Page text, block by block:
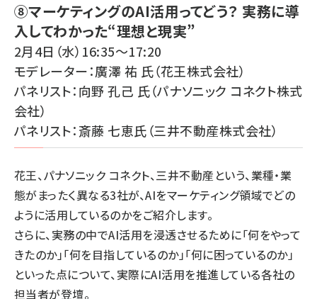
⑧マーケティングのAI活用ってどう？ 実務に導
入してわかった“理想と現実”
2月4日（水）16:35～17:20
モデレーター：廣澤 祐 氏（花王株式会社）
パネリスト：向野 孔己 氏（パナソニック コネクト株式
会社）
パネリスト：斎藤 七恵氏（三井不動産株式会社）
花王、パナソニック コネクト、三井不動産という、業種・業
態がまったく異なる3社が、AIをマーケティング領域でどの
ように活用しているのかをご紹介します。
さらに、実務の中でAI活用を浸透させるために「何をやって
きたのか」「何を目指しているのか」「何に困っているのか」
といった点について、実際にAI活用を推進している各社の
担当者が登壇。